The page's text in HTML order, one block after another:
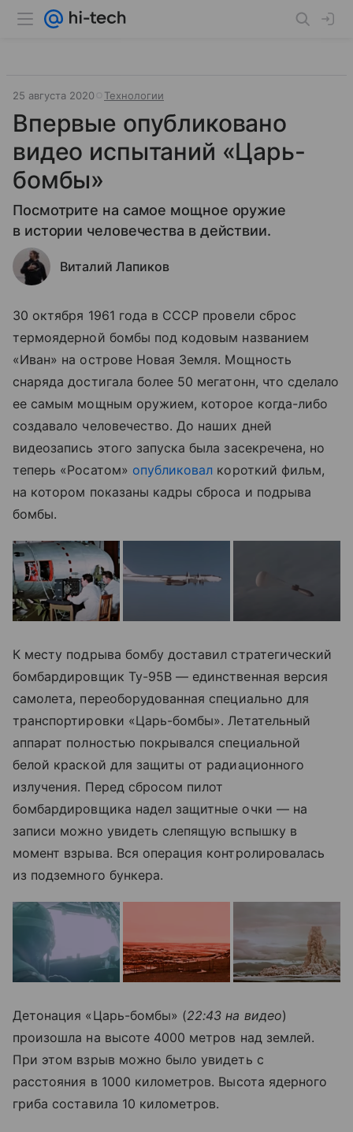
25 августа 2020 Технологии
Впервые опубликовано
видео испытаний «Царь-
бомбы»
Посмотрите на самое мощное оружие
в истории человечества в действии.
Виталий Лапиков
30 октября 1961 года в СССР провели сброс
термоядерной бомбы под кодовым названием
«Иван» на острове Новая Земля. Мощность
снаряда достигала более 50 мегатонн, что сделало
ее самым мощным оружием, которое когда-либо
создавало человечество. До наших дней
видеозапись этого запуска была засекречена, но
теперь «Росатом» опубликовал короткий фильм,
на котором показаны кадры сброса и подрыва
бомбы.
К месту подрыва бомбу доставил стратегический
бомбардировщик Ту-95В — единственная версия
самолета, переоборудованная специально для
транспортировки «Царь-бомбы». Летательный
аппарат полностью покрывался специальной
белой краской для защиты от радиационного
излучения. Перед сбросом пилот
бомбардировщика надел защитные очки — на
записи можно увидеть слепящую вспышку в
момент взрыва. Вся операция контролировалась
из подземного бункера.
Детонация «Царь-бомбы» (22:43 на видео)
произошла на высоте 4000 метров над землей.
При этом взрыв можно было увидеть с
расстояния в 1000 километров. Высота ядерного
гриба составила 10 километров.